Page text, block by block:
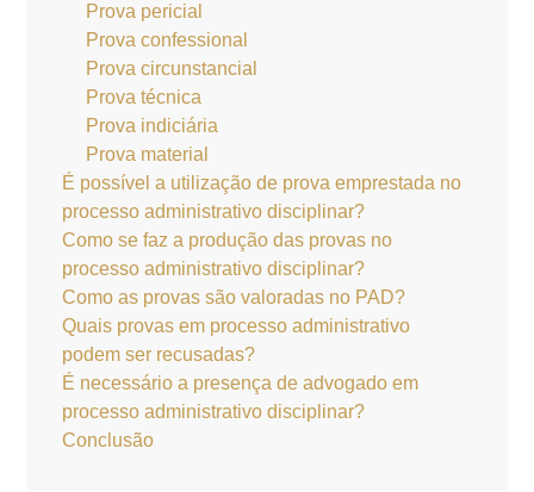
Prova pericial
Prova confessional
Prova circunstancial
Prova técnica
Prova indiciária
Prova material
É possível a utilização de prova emprestada no
processo administrativo disciplinar?
Como se faz a produção das provas no
processo administrativo disciplinar?
Como as provas são valoradas no PAD?
Quais provas em processo administrativo
podem ser recusadas?
É necessário a presença de advogado em
processo administrativo disciplinar?
Conclusão